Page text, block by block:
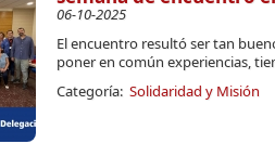
06-10-2025
El encuentro resultó ser tan
poner en común experiencias,
Categoría: Solidaridad y Misión